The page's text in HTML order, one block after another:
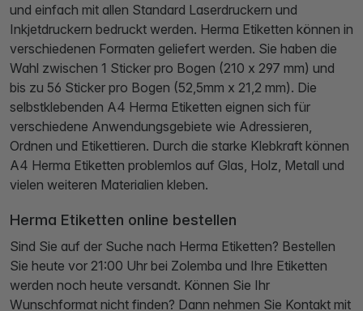
und einfach mit allen Standard Laserdruckern und
Inkjetdruckern bedruckt werden. Herma Etiketten können in
verschiedenen Formaten geliefert werden. Sie haben die
Wahl zwischen 1 Sticker pro Bogen (210 x 297 mm) und
bis zu 56 Sticker pro Bogen (52,5mm x 21,2 mm). Die
selbstklebenden A4 Herma Etiketten eignen sich für
verschiedene Anwendungsgebiete wie Adressieren,
Ordnen und Etikettieren. Durch die starke Klebkraft können
A4 Herma Etiketten problemlos auf Glas, Holz, Metall und
vielen weiteren Materialien kleben.
Herma Etiketten online bestellen
Sind Sie auf der Suche nach Herma Etiketten? Bestellen
Sie heute vor 21:00 Uhr bei Zolemba und Ihre Etiketten
werden noch heute versandt. Können Sie Ihr
Wunschformat nicht finden? Dann nehmen Sie Kontakt mit